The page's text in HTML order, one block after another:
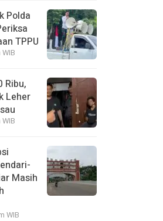
Polda
TPPU
Ribu,
Leher
Masih
WIB